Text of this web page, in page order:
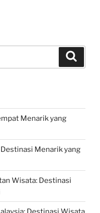
Menarik yang
Menarik yang
Wisata: Destinasi